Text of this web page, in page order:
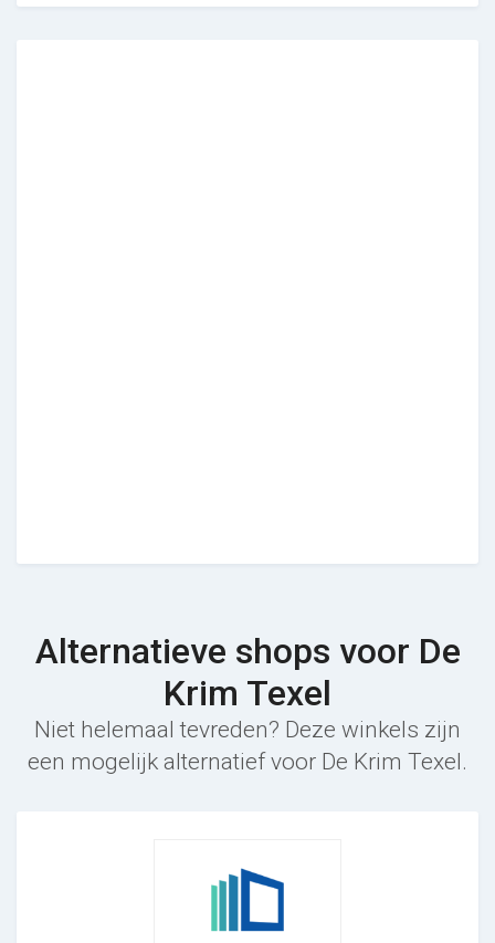
Alternatieve shops voor De
Krim Texel
Niet helemaal tevreden? Deze winkels zijn
een mogelijk alternatief voor De Krim Texel.